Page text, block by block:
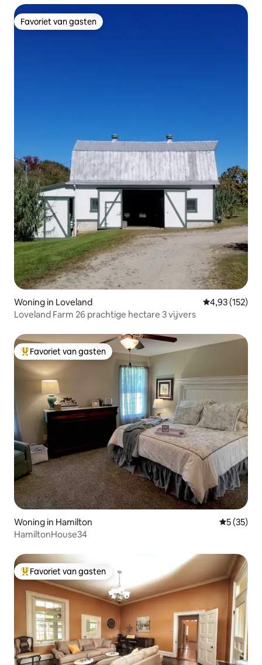
Favoriet van gasten
Favoriet van gasten
Woning in Loveland Gemiddelde
4,93 (152)
Loveland Farm 26 prachtige hectare 3 vijvers
Topfavoriet van gasten
Favoriet van gasten
Woning in Hamilton
5 (35)
HamiltonHouse34
Topfavoriet van gasten
Favoriet van gasten